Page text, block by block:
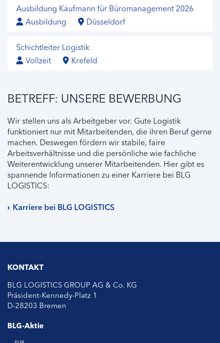
Ausbildung Kaufmann für Büromanagement 2026
Ausbildung
Düsseldorf
Schichtleiter Logistik
Vollzeit
Krefeld
BETREFF: UNSERE BEWERBUNG
Wir stellen uns als Arbeitgeber vor. Gute Logistik
funktioniert nur mit Mitarbeitenden, die ihren Beruf gerne
machen. Deswegen fördern wir stabile, faire
Arbeitsverhältnisse und die persönliche wie fachliche
Weiterentwicklung unserer Mitarbeitenden. Hier gibt es
spannende Informationen zu einer Karriere bei BLG
LOGISTICS:
Karriere bei BLG LOGISTICS
KONTAKT
BLG LOGISTICS GROUP AG & Co. KG
Präsident-Kennedy-Platz 1
D-28203 Bremen
BLG-Aktie